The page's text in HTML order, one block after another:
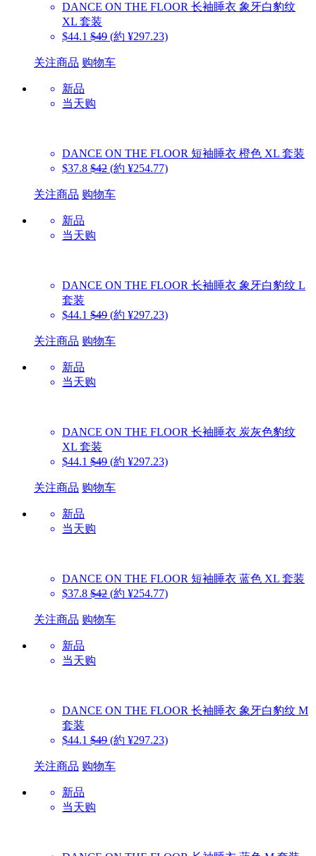
DANCE ON THE FLOOR 长袖睡衣 象牙白豹纹
XL 套装
$44.1 $49 (約 ¥297.23)
关注商品 购物车
新品
当天购
DANCE ON THE FLOOR 短袖睡衣 橙色 XL 套装
$37.8 $42 (約 ¥254.77)
关注商品 购物车
新品
当天购
DANCE ON THE FLOOR 长袖睡衣 象牙白豹纹 L
套装
$44.1 $49 (約 ¥297.23)
关注商品 购物车
新品
当天购
DANCE ON THE FLOOR 长袖睡衣 炭灰色豹纹
XL 套装
$44.1 $49 (約 ¥297.23)
关注商品 购物车
新品
当天购
DANCE ON THE FLOOR 短袖睡衣 蓝色 XL 套装
$37.8 $42 (約 ¥254.77)
关注商品 购物车
新品
当天购
DANCE ON THE FLOOR 长袖睡衣 象牙白豹纹 M
套装
$44.1 $49 (約 ¥297.23)
关注商品 购物车
新品
当天购